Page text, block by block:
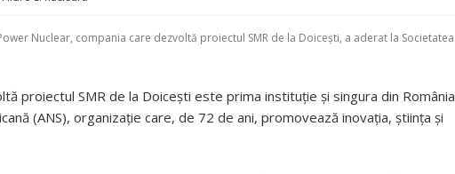
Nuclear, compania care dezvoltă proiectul SMR de la Doicești, a aderat la Societatea
proiectul SMR de la Doicești este prima instituție și singura din România
(ANS), organizație care, de 72 de ani, promovează inovația, știința și